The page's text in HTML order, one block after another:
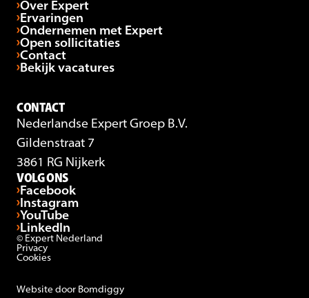
CONTACT
Nederlandse Expert Groep B.V.
Gildenstraat 7
3861 RG Nijkerk
VOLG ONS
Facebook
Instagram
YouTube
LinkedIn
Over Expert
Ervaringen
Ondernemen met Expert
Open sollicitaties
Contact
Bekijk vacatures
© Expert Nederland
Privacy
Cookies
Website door Bomdiggy